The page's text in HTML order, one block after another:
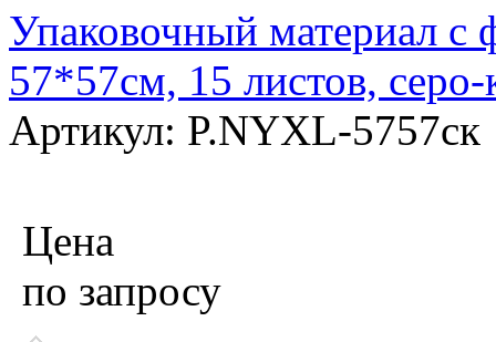
Упаковочный материал
57*57см, 15 листов,
Артикул: P.NYXL-5757ск
Цена
по запросу